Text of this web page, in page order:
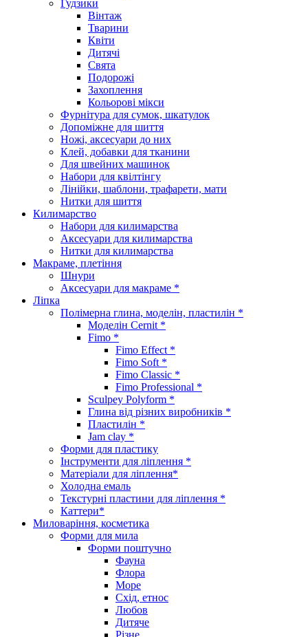
Гудзики
Вінтаж
Тварини
Квіти
Дитячі
Свята
Подорожі
Захоплення
Кольорові мікси
Фурнітура для сумок, шкатулок
Допоміжне для шиття
Ножі, аксесуари до них
Клей, добавки для тканини
Для швейних машинок
Набори для квілтінгу
Лінійки, шаблони, трафарети, мати
Нитки для шиття
Килимарство
Набори для килимарства
Аксесуари для килимарства
Нитки для килимарства
Макраме, плетіння
Шнури
Аксесуари для макраме *
Ліпка
Полімерна глина, моделін, пластилін *
Моделін Cernit *
Fimo *
Fimo Effect *
Fimo Soft *
Fimo Classic *
Fimo Professional *
Sculpey Polyform *
Глина від різних виробників *
Пластилін *
Jam clay *
Форми для пластику
Інструменти для ліплення *
Матеріали для ліплення*
Холодна емаль
Текстурні пластини для ліплення *
Каттери*
Миловаріння, косметика
Форми для мила
Форми поштучно
Фауна
Флора
Море
Схід, етнос
Любов
Дитяче
Різне